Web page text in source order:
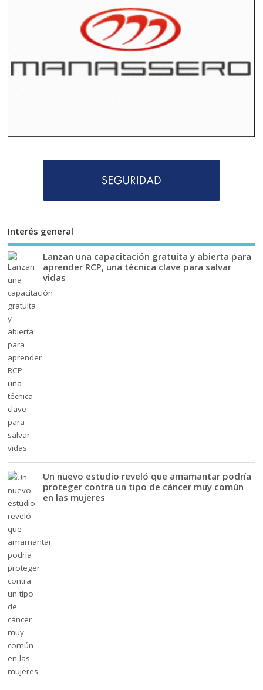
Interés general
Lanzan una capacitación gratuita y abierta para
aprender RCP, una técnica clave para salvar
vidas
Un nuevo estudio reveló que amamantar podría
proteger contra un tipo de cáncer muy común
en las mujeres